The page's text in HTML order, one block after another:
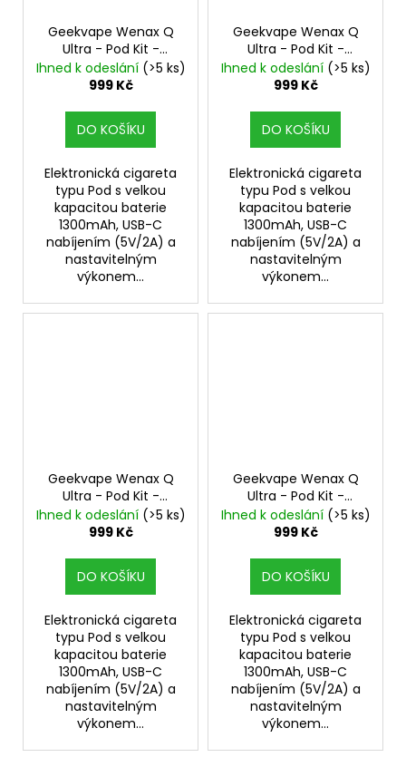
Geekvape Wenax Q
Ultra - Pod Kit -
Carbon Black1300mAh
Ihned k odeslání (>5 ks)
999 Kč
DO KOŠÍKU
Elektronická cigareta
typu Pod s velkou
kapacitou baterie
1300mAh, USB-C
nabíjením (5V/2A) a
nastavitelným
výkonem...
Geekvape Wenax Q
Ultra - Pod Kit -
Coastal Blue1300mAh
Ihned k odeslání (>5 ks)
999 Kč
DO KOŠÍKU
Elektronická cigareta
typu Pod s velkou
kapacitou baterie
1300mAh, USB-C
nabíjením (5V/2A) a
nastavitelným
výkonem...
Geekvape Wenax Q
Ultra - Pod Kit -
Frosted Silver1300mAh
Ihned k odeslání (>5 ks)
999 Kč
DO KOŠÍKU
Elektronická cigareta
typu Pod s velkou
kapacitou baterie
1300mAh, USB-C
nabíjením (5V/2A) a
nastavitelným
výkonem...
Geekvape Wenax Q
Ultra - Pod Kit -
Midnight Purple
1300mAh
Ihned k odeslání (>5 ks)
999 Kč
DO KOŠÍKU
Elektronická cigareta
typu Pod s velkou
kapacitou baterie
1300mAh, USB-C
nabíjením (5V/2A) a
nastavitelným
výkonem...